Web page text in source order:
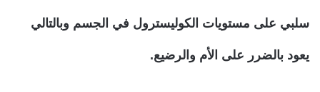
سلبي على مستويات الكوليسترول في الجسم وبالتالي
يعود بالضرر على الأم والرضيع.